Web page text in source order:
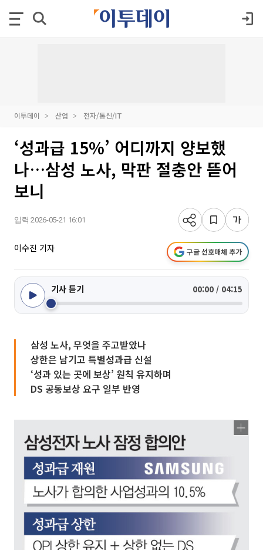
이투데이 산업 전자/통신/IT
‘성과급 15%’ 어디까지 양보했
나…삼성 노사, 막판 절충안 뜯어
보니
입력 2026-05-21 16:01
이수진 기자 구글 선호매체 추가
기사 듣기 00:00 / 04:15
삼성 노사, 무엇을 주고받았나
상한은 남기고 특별성과급 신설
‘성과 있는 곳에 보상’ 원칙 유지하며
DS 공동보상 요구 일부 반영